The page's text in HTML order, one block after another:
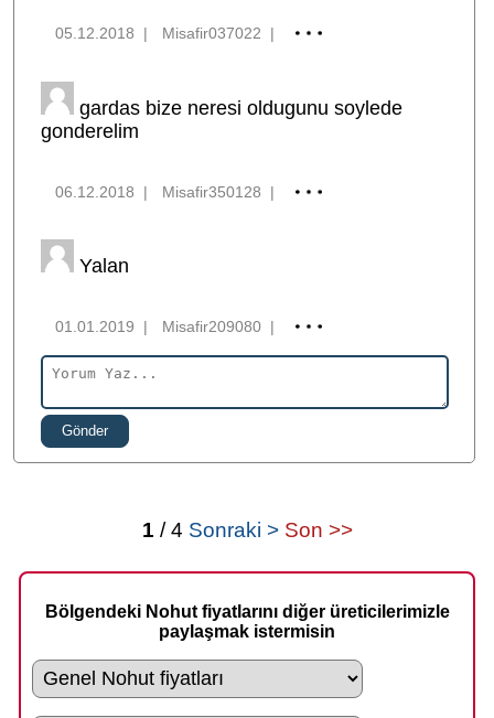
05.12.2018 | Misafir037022 |
gardas bize neresi oldugunu soylede
gonderelim
06.12.2018 | Misafir350128 |
Yalan
01.01.2019 | Misafir209080 |
Gönder
1 / 4 Sonraki > Son >>
Bölgendeki Nohut fiyatlarını diğer üreticilerimizle
paylaşmak istermisin